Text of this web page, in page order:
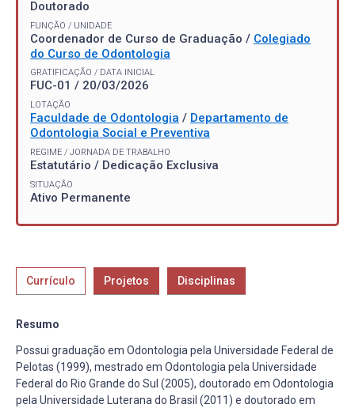
Doutorado
FUNÇÃO / UNIDADE
Coordenador de Curso de Graduação / Colegiado
do Curso de Odontologia
GRATIFICAÇÃO / DATA INICIAL
FUC-01 / 20/03/2026
LOTAÇÃO
Faculdade de Odontologia / Departamento de
Odontologia Social e Preventiva
REGIME / JORNADA DE TRABALHO
Estatutário / Dedicação Exclusiva
SITUAÇÃO
Ativo Permanente
Currículo Projetos Disciplinas
Resumo
Possui graduação em Odontologia pela Universidade Federal de
Pelotas (1999), mestrado em Odontologia pela Universidade
Federal do Rio Grande do Sul (2005), doutorado em Odontologia
pela Universidade Luterana do Brasil (2011) e doutorado em